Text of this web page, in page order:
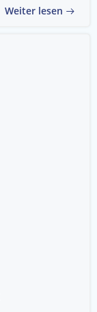
Weiter lesen